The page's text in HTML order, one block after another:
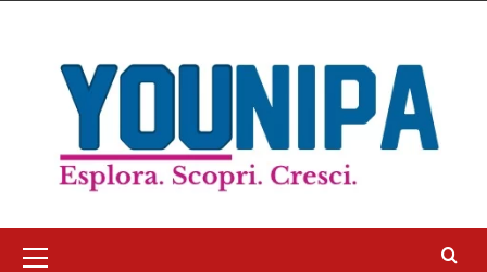
contenuto
principale